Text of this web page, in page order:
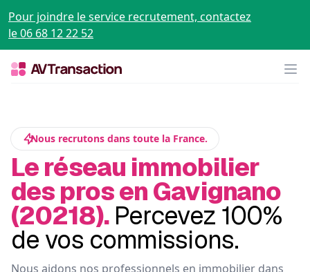
Pour joindre le service recrutement, contactez
le 06 68 12 22 52
Nous recrutons dans toute la France.
Le réseau immobilier
des pros en Gavignano
(20218). Percevez 100%
de vos commissions.
Nous aidons nos professionnels en immobilier dans